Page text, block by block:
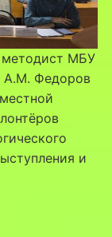
методист МБУ
А.М. Федоров
и